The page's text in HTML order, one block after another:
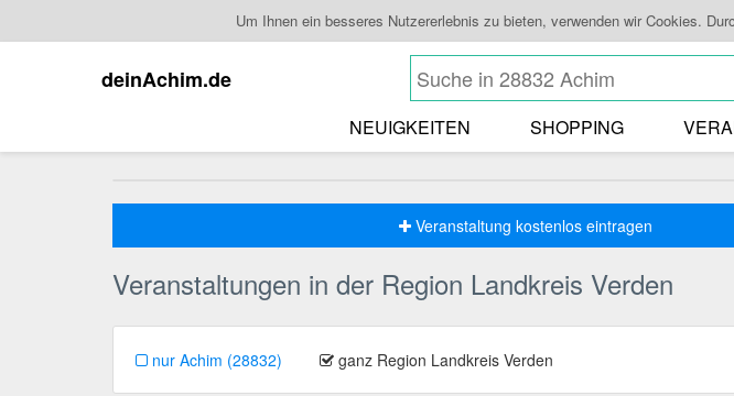
Um Ihnen ein besseres Nutzererlebnis zu bieten, verwenden wir Cookies.
deinAchim.de
NEUIGKEITEN SHOPPING
Veranstaltung kostenlos eintragen
Veranstaltungen in der Region Landkreis Verden
nur Achim (28832) ganz Region Landkreis Verden